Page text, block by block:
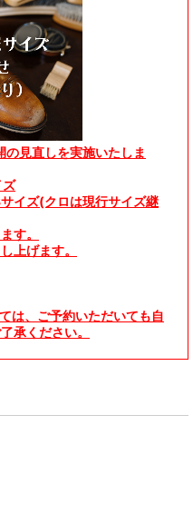
見直しを実施いたしま
イズ(クロは現行サイズ継
す。
上げます。
は、ご予約いただいても自
承ください。